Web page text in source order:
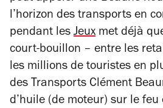
l’horizon des transports en
pendant les Jeuxmet déjà
court-bouillon – entre les
les millions de touristes en
des Transports Clément
d’huile (de moteur) sur le